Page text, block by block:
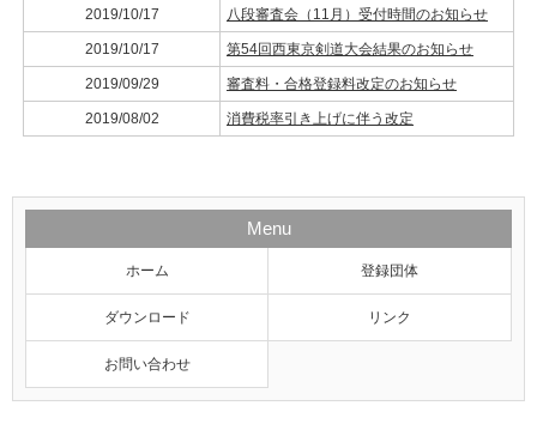
2019/10/17 八段審査会（11月）受付時間のお知らせ
2019/10/17 第54回西東京剣道大会結果のお知らせ
2019/09/29 審査料・合格登録料改定のお知らせ
2019/08/02 消費税率引き上げに伴う改定
Menu
ホーム 登録団体
ダウンロード リンク
お問い合わせ